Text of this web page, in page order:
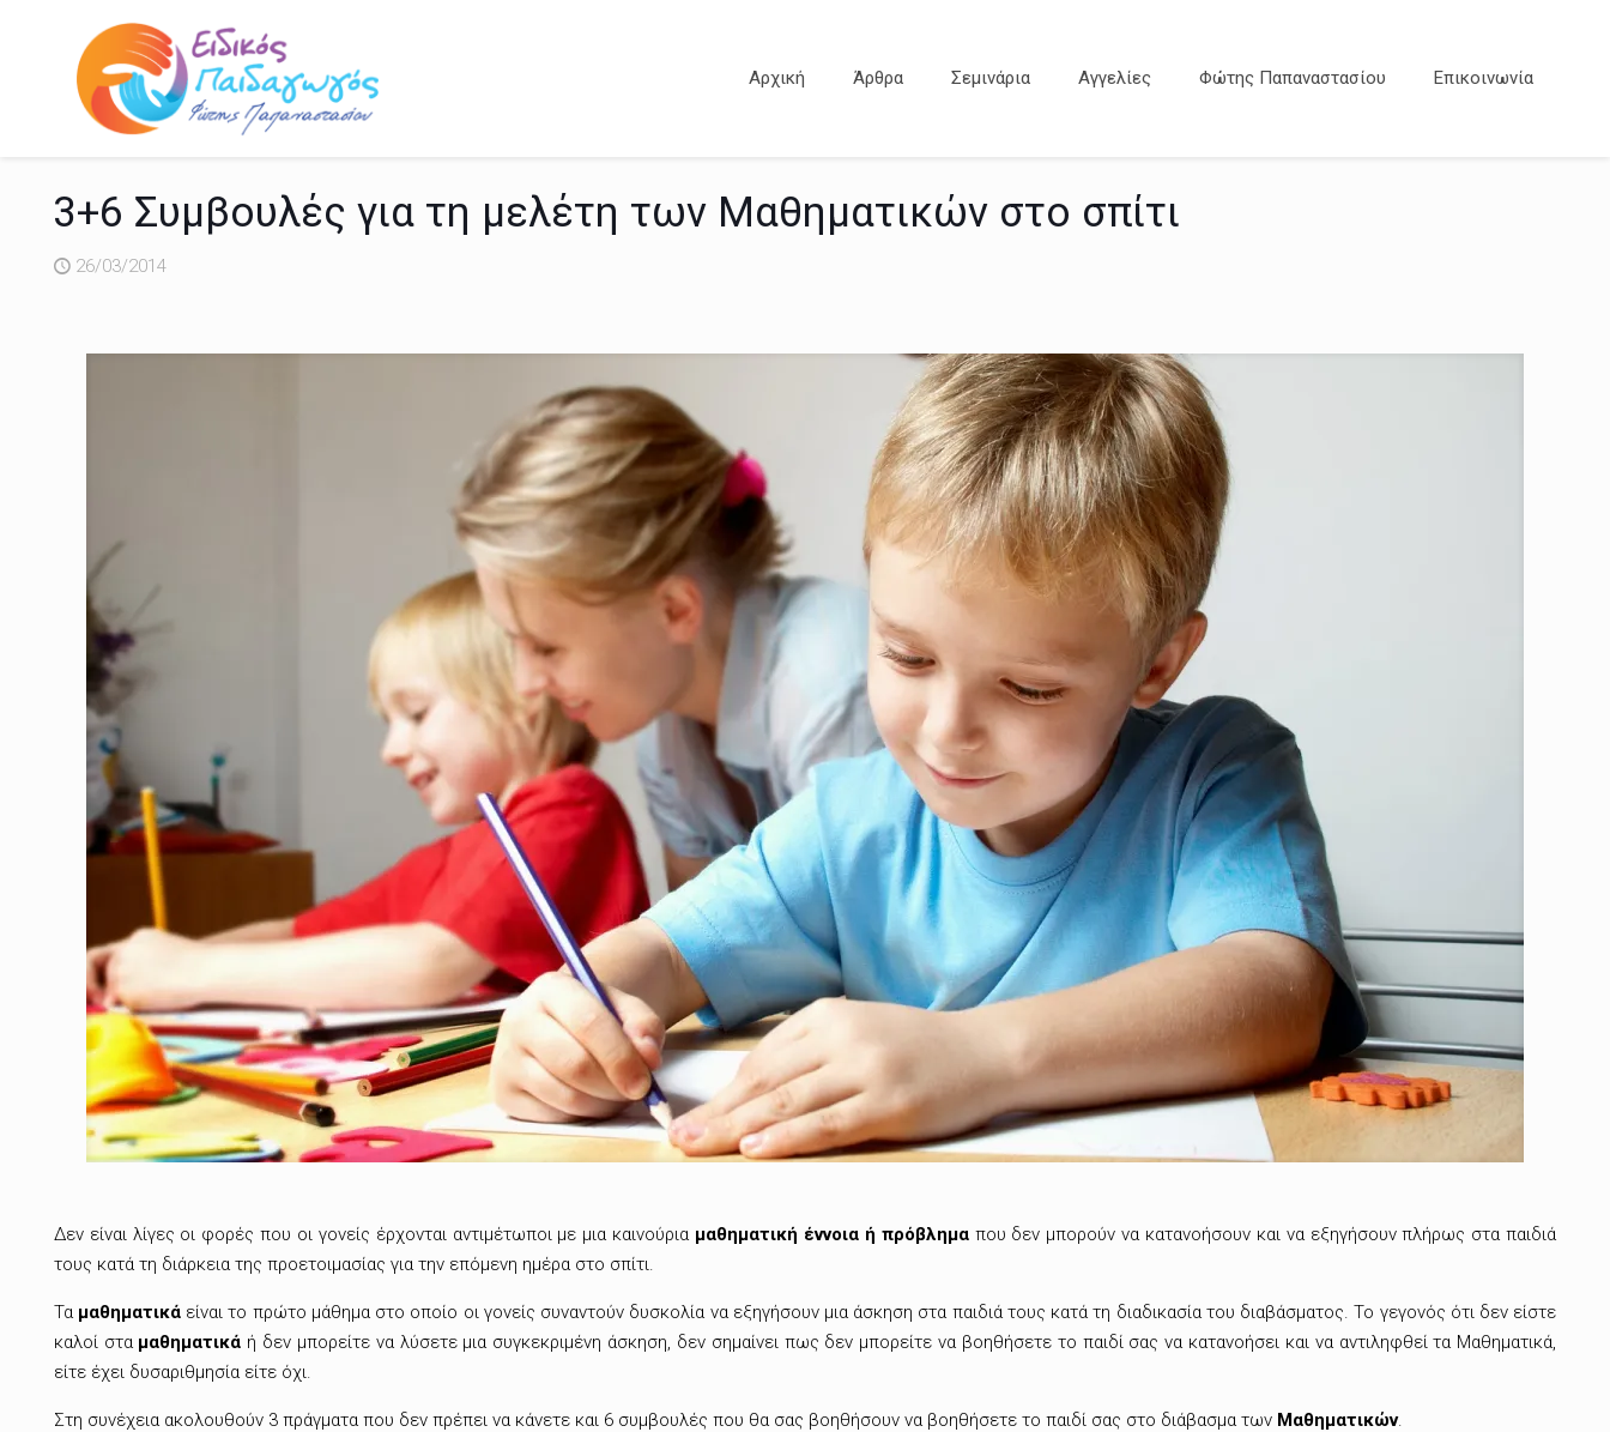
Αρχική Άρθρα Σεμινάρια Αγγελίες Φώτης Παπαναστασίου Επικοινωνία
3+6 Συμβουλές για τη μελέτη των Μαθηματικών στο σπίτι
26/03/2014
Δεν είναι λίγες οι φορές που οι γονείς έρχονται αντιμέτωποι με μια καινούρια μαθηματική έννοια ή πρόβλημαπου δεν μπορούν να κατανοήσουν και να εξηγήσουν πλήρως στα παιδιά
τους κατά τη διάρκεια της προετοιμασίας για την επόμενη ημέρα στο σπίτι.
Τα μαθηματικά είναι το πρώτο μάθημα στο οποίο οι γονείς συναντούν δυσκολία να εξηγήσουν μια άσκηση στα παιδιά τους κατά τη διαδικασία του διαβάσματος. Το γεγονός ότι δεν είστε
καλοί στα μαθηματικά ή δεν μπορείτε να λύσετε μια συγκεκριμένη άσκηση, δεν σημαίνει πως δεν μπορείτε να βοηθήσετε το παιδί σας να κατανοήσει και να αντιληφθεί τα Μαθηματικά,
είτε έχει δυσαριθμησία είτε όχι.
Στη συνέχεια ακολουθούν 3 πράγματα που δεν πρέπει να κάνετε και 6 συμβουλές που θα σας βοηθήσουν να βοηθήσετε το παιδί σας στο διάβασμα των Μαθηματικών.